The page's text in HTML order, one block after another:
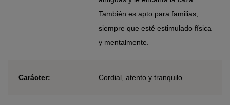
También es apto para familias,
siempre que esté estimulado física
y mentalmente.
Carácter: Cordial, atento y tranquilo